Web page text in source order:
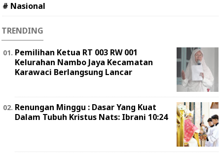
# Nasional
TRENDING
Pemilihan Ketua RT 003 RW 001
Kelurahan Nambo Jaya Kecamatan
Karawaci Berlangsung Lancar
Renungan Minggu : Dasar Yang Kuat
Dalam Tubuh Kristus Nats: Ibrani 10:24